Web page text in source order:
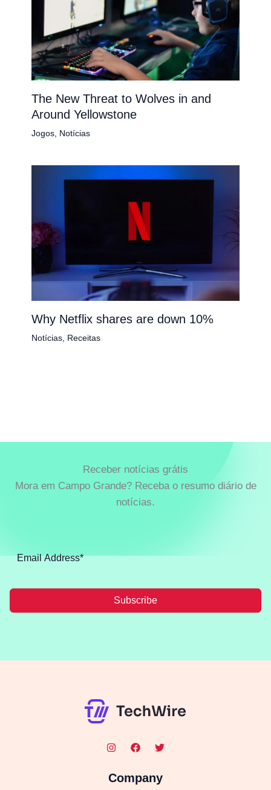
The New Threat to Wolves in and
Around Yellowstone
Jogos, Notícias
Why Netflix shares are down 10%
Notícias, Receitas
Receber notícias grátis
Mora em Campo Grande? Receba o resumo diário de
notícias.
Subscribe
Company